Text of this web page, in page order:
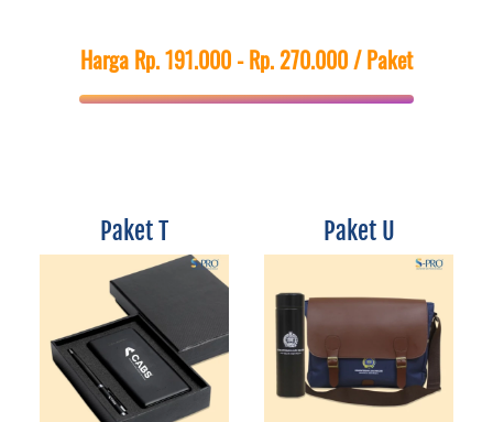
Harga Rp. 191.000 - Rp. 270.000/ Paket
Paket T Paket U